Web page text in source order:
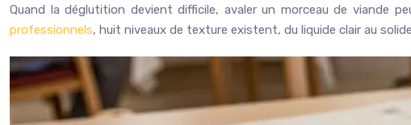
Quand la déglutition devient difficile, avaler un morceau de viande
professionnels, huit niveaux de texture existent, du liquide clair au